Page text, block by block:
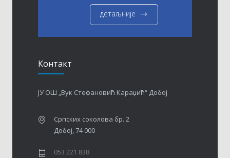
детаљније
Контакт
ЈУ ОШ „Вук Стефановић Караџић“ Добој
Српских соколова бр. 2
Добој, 74 000
053 221 838